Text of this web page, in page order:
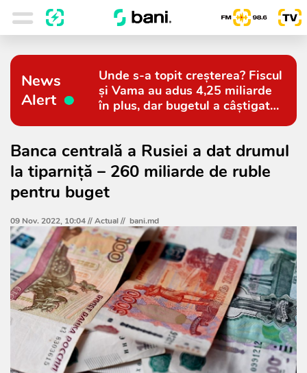
News
Alert
Unde s-a topit creșterea? Fiscul
și Vama au adus 4,25 miliarde
în plus, dar bugetul a câștigat
Banca centrală a Rusiei a dat drumul
la tiparniță – 260 miliarde de ruble
pentru buget
09 Nov. 2022, 10:04 //Actual// bani.md